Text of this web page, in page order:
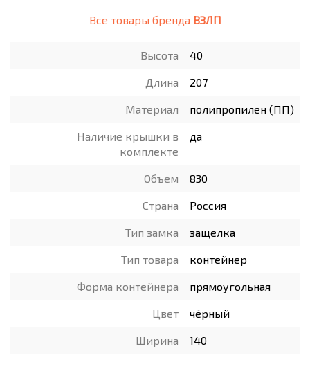
Все товары бренда ВЗЛП
Высота 40
Длина 207
Материал полипропилен (ПП)
Наличие крышки в
комплекте
да
Объем 830
Страна Россия
Тип замка защелка
Тип товара контейнер
Форма контейнера прямоугольная
Цвет чёрный
Ширина 140